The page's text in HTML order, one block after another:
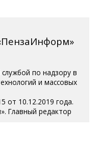
по надзору в
и массовых
от 10.12.2019 года.
Главный редактор